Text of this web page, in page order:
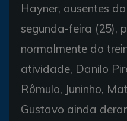
Hayner, ausentes
segunda-feira (25),
normalmente do
atividade, Danilo
Rômulo, Juninho,
Gustavo ainda